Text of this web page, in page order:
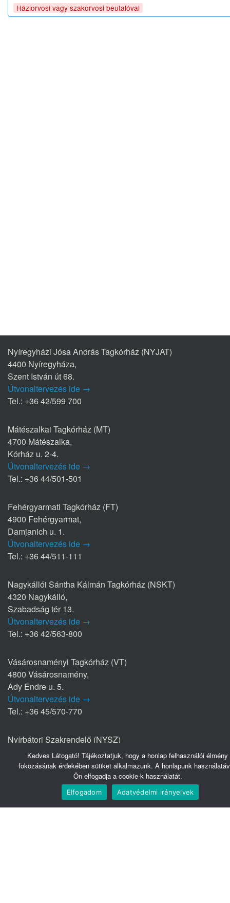
Háziorvosi vagy szakorvosi beutalóval
Nyíregyházi Jósa András Tagkórház (NYJAT)
4400 Nyíregyháza,
Szent István út 68.
Útvonaltervezés ide →
Tel.: +36 42/599 700
Mátészalkai Tagkórház (MT)
4700 Mátészalka,
Kórház u. 2-4.
Útvonaltervezés ide →
Tel.: +36 44/501-501
Fehérgyarmati Tagkórház (FT)
4900 Fehérgyarmat,
Damjanich u. 1.
Útvonaltervezés ide →
Tel.: +36 44/511-111
Nagykállói Sántha Kálmán Tagkórház (NSKT)
4320 Nagykálló,
Szabadság tér 13.
Útvonaltervezés ide →
Tel.: +36 42/563-800
Vásárosnaményi Tagkórház (VT)
4800 Vásárosnamény,
Ady Endre u. 5.
Útvonaltervezés ide →
Tel.: +36 45/570-770
Nyírbátori Szakrendelő (NYSZ)
4300 Nyírbátor
Édesanyák útja 1/a.
Útvonaltervezés ide →
Tel.: +36 42/281-711
Kedves Látogató! Tájékoztatjuk, hogy a honlap felhasználói élmény
fokozásának érdekében sütiket alkalmazunk. A honlapunk
Ön elfogadja a cookie-k használatát.
Elfogadom Adatvédelmi irányelvek